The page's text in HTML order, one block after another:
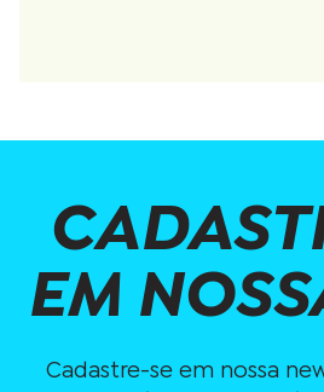
EM
Cadastre-se em nossa